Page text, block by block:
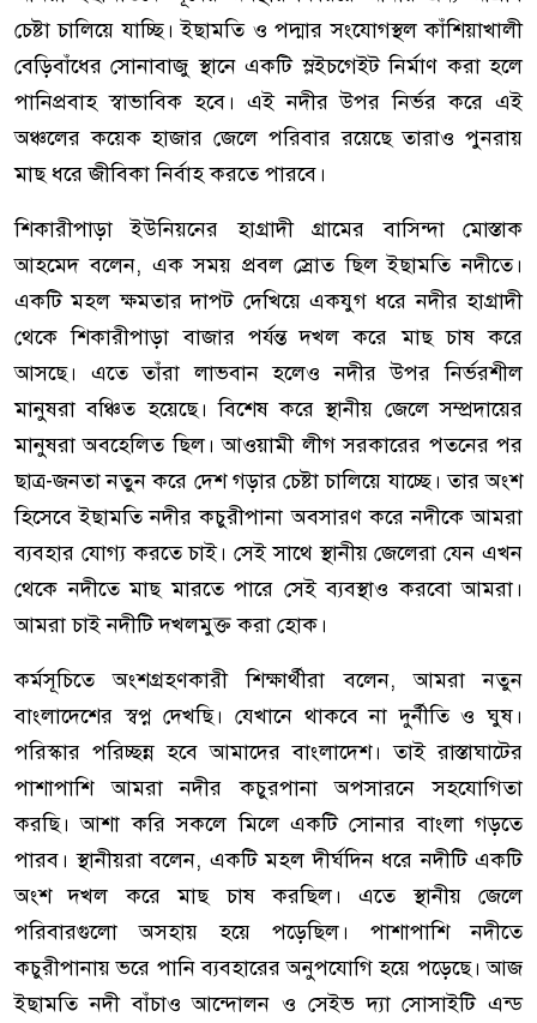
চেষ্টা চালিয়ে যাচ্ছি। ইছামতি ও পদ্মার সংযোগস্থল কাঁশিয়াখালী
বেড়িবাঁধের সোনাবাজু স্থানে একটি স্লইচগেইট নির্মাণ করা হলে
পানিপ্রবাহ স্বাভাবিক হবে। এই নদীর উপর নির্ভর করে এই
অঞ্চলের কয়েক হাজার জেলে পরিবার রয়েছে তারাও পুনরায়
মাছ ধরে জীবিকা নির্বাহ করতে পারবে।
শিকারীপাড়া ইউনিয়নের হাগ্রাদী গ্রামের বাসিন্দা মোস্তাক
আহমেদ বলেন, এক সময় প্রবল স্রোত ছিল ইছামতি নদীতে।
একটি মহল ক্ষমতার দাপট দেখিয়ে একযুগ ধরে নদীর হাগ্রাদী
থেকে শিকারীপাড়া বাজার পর্যন্ত দখল করে মাছ চাষ করে
আসছে। এতে তাঁরা লাভবান হলেও নদীর উপর নির্ভরশীল
মানুষরা বঞ্চিত হয়েছে। বিশেষ করে স্থানীয় জেলে সম্প্রদায়ের
মানুষরা অবহেলিত ছিল। আওয়ামী লীগ সরকারের পতনের পর
ছাত্র-জনতা নতুন করে দেশ গড়ার চেষ্টা চালিয়ে যাচ্ছে। তার অংশ
হিসেবে ইছামতি নদীর কচুরীপানা অবসারণ করে নদীকে আমরা
ব্যবহার যোগ্য করতে চাই। সেই সাথে স্থানীয় জেলেরা যেন এখন
থেকে নদীতে মাছ মারতে পারে সেই ব্যবস্থাও করবো আমরা।
আমরা চাই নদীটি দখলমুক্ত করা হোক।
কর্মসূচিতে অংশগ্রহণকারী শিক্ষার্থীরা বলেন, আমরা নতুন
বাংলাদেশের স্বপ্ন দেখছি। যেখানে থাকবে না দুর্নীতি ও ঘুষ।
পরিস্কার পরিচ্ছন্ন হবে আমাদের বাংলাদেশ। তাই রাস্তাঘাটের
পাশাপাশি আমরা নদীর কচুরপানা অপসারনে সহযোগিতা
করছি। আশা করি সকলে মিলে একটি সোনার বাংলা গড়তে
পারব। স্থানীয়রা বলেন, একটি মহল দীর্ঘদিন ধরে নদীটি একটি
অংশ দখল করে মাছ চাষ করছিল। এতে স্থানীয় জেলে
পরিবারগুলো অসহায় হয়ে পড়েছিল। পাশাপাশি নদীতে
কচুরীপানায় ভরে পানি ব্যবহারের অনুপযোগি হয়ে পড়েছে। আজ
ইছামতি নদী বাঁচাও আন্দোলন ও সেইভ দ্যা সোসাইটি এন্ড